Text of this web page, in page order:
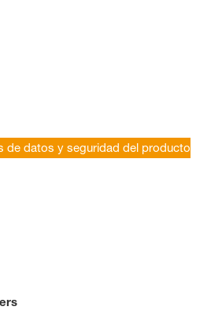
de datos y seguridad del producto